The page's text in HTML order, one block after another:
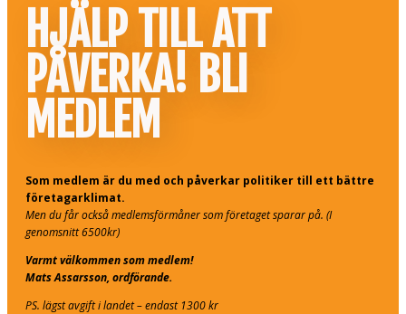
HJÄLP TILL ATT
PÅVERKA! BLI
MEDLEM
Som medlem är du med och påverkar politiker till ett bättre
företagarklimat.
Men du får också medlemsförmåner som företaget sparar på. (I
genomsnitt 6500kr)
Varmt välkommen som medlem!
Mats Assarsson, ordförande.
PS. lägst avgift i landet – endast 1300 kr